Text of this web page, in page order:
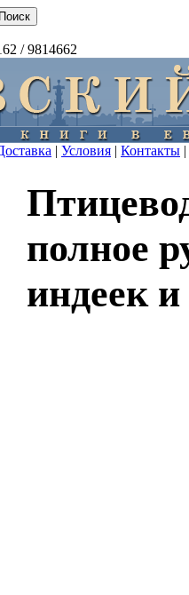
/ 9814662
| Условия | Контакты |
полное
индеек